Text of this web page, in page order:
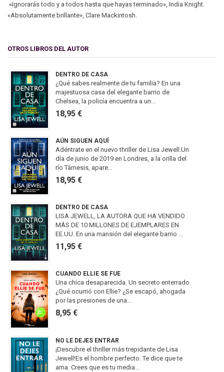
«Ignorarás todo y a todos hasta que hayas terminado», India Knight.
«Absolutamente brillante», Clare Mackintosh.
OTROS LIBROS DEL AUTOR
DENTRO DE CASA
¿Qué sabes realmente de tu familia? En una
majestuosa casa del elegante barrio de
Chelsea, la policía encuentra a un...
18,95 €
AÚN SIGUEN AQUÍ
Adéntrate en el nuevo thriller de Lisa Jewell.Un
día de junio de 2019 en Londres, a la orilla del
río Támesis, apare...
18,95 €
DENTRO DE CASA
LISA JEWELL, LA AUTORA QUE HA VENDIDO
MÁS DE 10 MILLONES DE EJEMPLARES EN
EE.UU. En una mansión del elegante barrio ...
11,95 €
CUANDO ELLIE SE FUE
Una chica desaparecida. Un secreto enterrado.
¿Qué ocurrió con Ellie? ¿Se escapó, ahogada
por las presiones de una...
8,95 €
NO LE DEJES ENTRAR
¡Descubre el thriller más trepidante de Lisa
Jewell!Es el hombre perfecto. Te dice que te
ama. Crees que es tu media...